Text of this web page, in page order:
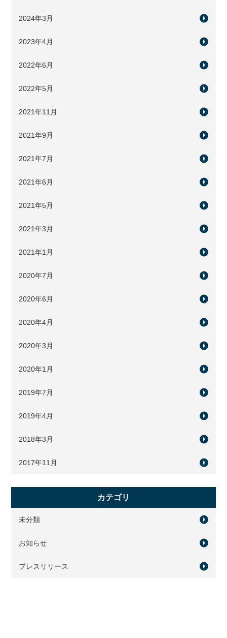
2024年3月
2023年4月
2022年6月
2022年5月
2021年11月
2021年9月
2021年7月
2021年6月
2021年5月
2021年3月
2021年1月
2020年7月
2020年6月
2020年4月
2020年3月
2020年1月
2019年7月
2019年4月
2018年3月
2017年11月
カテゴリ
未分類
お知らせ
プレスリリース